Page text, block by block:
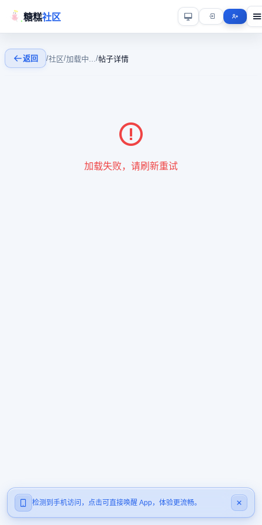
糖糕社区
检测到手机访问，点击可直接唤醒 App，体验更流畅。
返回 /社区/加载中.../帖子详情
加载失败，请刷新重试